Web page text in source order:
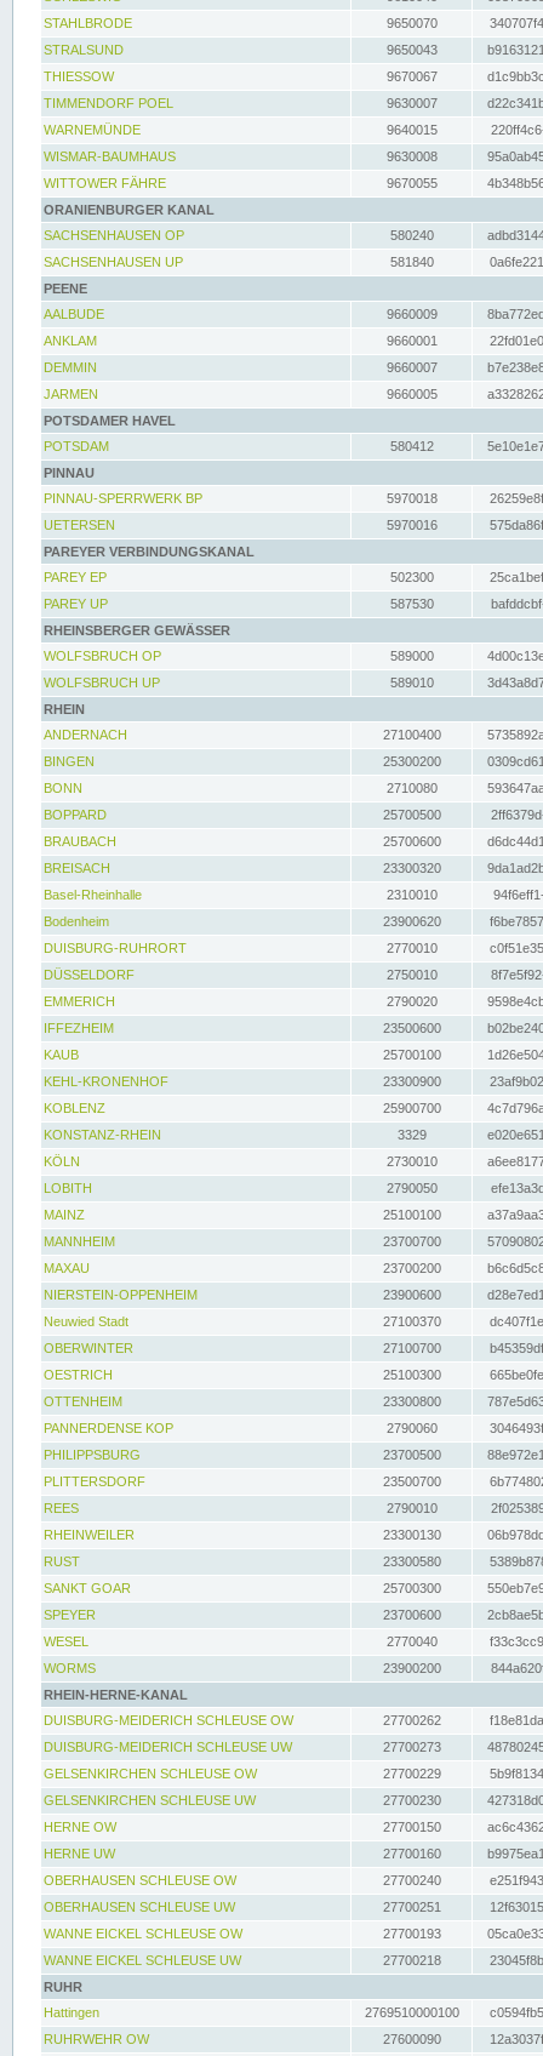
STAHLBRODE
9650070
STRALSUND
9650043
THIESSOW
9670067
TIMMENDORF POEL
9630007
WARNEMÜNDE
9640015
WISMAR-BAUMHAUS
9630008
WITTOWER FÄHRE
9670055
ORANIENBURGER KANAL
SACHSENHAUSEN OP
580240
SACHSENHAUSEN UP
581840
PEENE
AALBUDE
9660009
ANKLAM
9660001
DEMMIN
9660007
JARMEN
9660005
POTSDAMER HAVEL
POTSDAM
580412
PINNAU
PINNAU-SPERRWERK BP
5970018
UETERSEN
5970016
PAREYER VERBINDUNGSKANAL
PAREY EP
502300
PAREY UP
587530
RHEINSBERGER GEWÄSSER
WOLFSBRUCH OP
589000
WOLFSBRUCH UP
589010
RHEIN
ANDERNACH
27100400
BINGEN
25300200
BONN
2710080
BOPPARD
25700500
BRAUBACH
25700600
BREISACH
23300320
Basel-Rheinhalle
2310010
Bodenheim
23900620
DUISBURG-RUHRORT
2770010
DÜSSELDORF
2750010
EMMERICH
2790020
IFFEZHEIM
23500600
KAUB
25700100
KEHL-KRONENHOF
23300900
KOBLENZ
25900700
KONSTANZ-RHEIN
3329
KÖLN
2730010
LOBITH
2790050
MAINZ
25100100
MANNHEIM
23700700
MAXAU
23700200
NIERSTEIN-OPPENHEIM
23900600
Neuwied Stadt
27100370
OBERWINTER
27100700
OESTRICH
25100300
OTTENHEIM
23300800
PANNERDENSE KOP
2790060
PHILIPPSBURG
23700500
PLITTERSDORF
23500700
REES
2790010
RHEINWEILER
23300130
RUST
23300580
SANKT GOAR
25700300
SPEYER
23700600
WESEL
2770040
WORMS
23900200
RHEIN-HERNE-KANAL
DUISBURG-MEIDERICH SCHLEUSE OW
27700262
DUISBURG-MEIDERICH SCHLEUSE UW
27700273
GELSENKIRCHEN SCHLEUSE OW
27700229
GELSENKIRCHEN SCHLEUSE UW
27700230
HERNE OW
27700150
HERNE UW
27700160
OBERHAUSEN SCHLEUSE OW
27700240
OBERHAUSEN SCHLEUSE UW
27700251
WANNE EICKEL SCHLEUSE OW
27700193
WANNE EICKEL SCHLEUSE UW
27700218
RUHR
Hattingen
2769510000100
RUHRWEHR OW
27600090